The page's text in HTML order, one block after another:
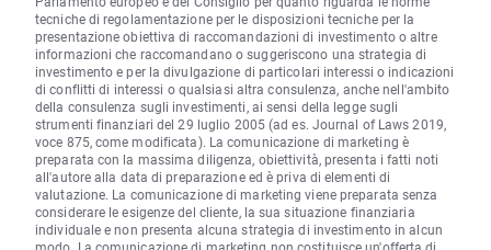
tecniche di regolamentazione per le disposizioni tecniche per la
presentazione obiettiva di raccomandazioni di investimento o altre
informazioni che raccomandano o suggeriscono una strategia di
investimento e per la divulgazione di particolari interessi o indicazioni
di conflitti di interessi o qualsiasi altra consulenza, anche nell'ambito
della consulenza sugli investimenti, ai sensi della legge sugli
strumenti finanziari del 29 luglio 2005 (ad es. Journal of Laws 2019,
voce 875, come modificata). La comunicazione di marketing è
preparata con la massima diligenza, obiettività, presenta i fatti noti
all'autore alla data di preparazione ed è priva di elementi di
valutazione. La comunicazione di marketing viene preparata senza
considerare le esigenze del cliente, la sua situazione finanziaria
individuale e non presenta alcuna strategia di investimento in alcun
modo. La comunicazione di marketing non costituisce un'offerta di